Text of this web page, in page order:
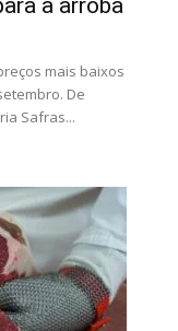
a arroba
mais baixos
De
Safras...